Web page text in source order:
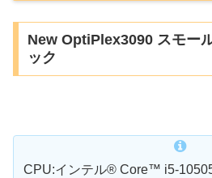
New OptiPlex3090 スモー
ック
CPU:インテル® Core™ i5-